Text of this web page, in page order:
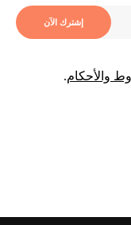
والأحكام.